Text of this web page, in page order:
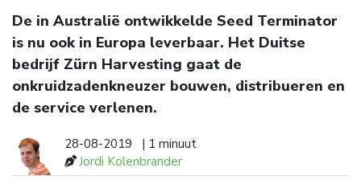
De in Australië ontwikkelde Seed Terminator
is nu ook in Europa leverbaar. Het Duitse
bedrijf Zürn Harvesting gaat de
onkruidzadenkneuzer bouwen, distribueren en
de service verlenen.
28-08-2019
| 1 minuut
Jordi Kolenbrander